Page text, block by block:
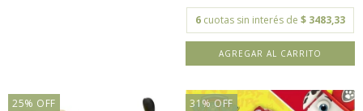
6 cuotas sin interés de $ 3483,33
25% OFF 31 % OFF